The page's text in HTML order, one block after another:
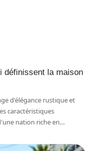
définissent la maison
d'élégance rustique et
caractéristiques
nation riche en…